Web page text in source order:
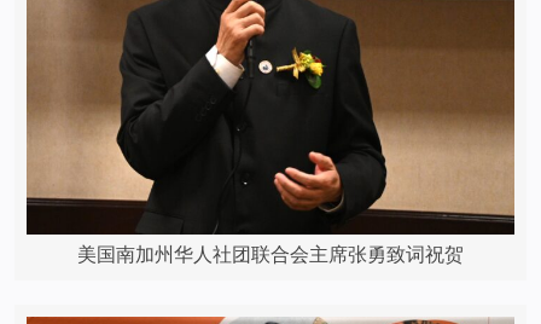
美国南加州华人社团联合会主席张勇致词祝贺